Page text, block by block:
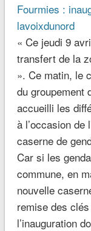
Fourmies :
lavoixdunord
« Ce jeudi 9
transfert de la
». Ce matin, le
du groupement
accueilli les
à l’occasion de
caserne de
Car si les
commune, en
nouvelle
remise des
l’inauguration